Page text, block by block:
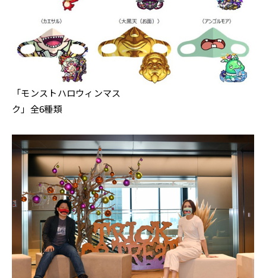
「モンストハロウィンマス
ク」全6種類